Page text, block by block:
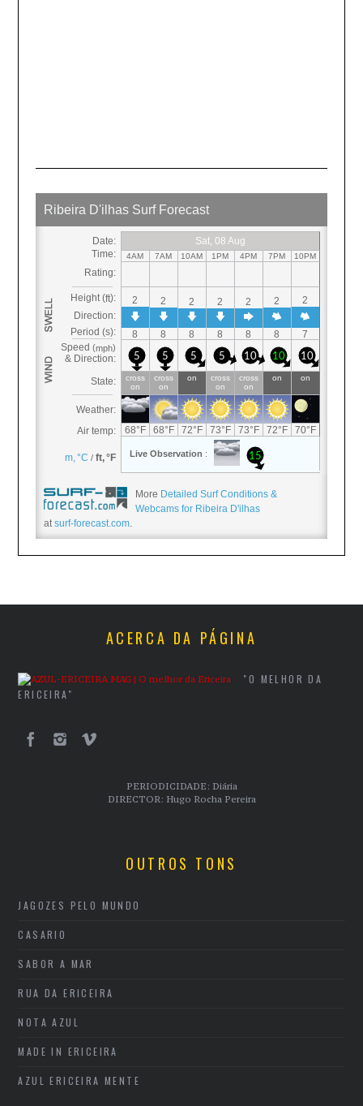
More Detailed Surf Conditions &
Webcams for Ribeira D'ilhas
atsurf-forecast.com.
ACERCA DA PÁGINA
"O MELHOR DA
ERICEIRA"
PERIODICIDADE: Diária
DIRECTOR: Hugo Rocha Pereira
OUTROS TONS
JAGOZES PELO MUNDO
CASARIO
SABOR A MAR
RUA DA ERICEIRA
NOTA AZUL
MADE IN ERICEIRA
AZUL ERICEIRA MENTE